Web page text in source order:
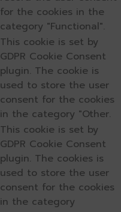
for the cookies in the
category "Functional".
This cookie is set by
GDPR Cookie Consent
plugin. The cookie is
used to store the user
consent for the cookies
in the category "Other.
This cookie is set by
GDPR Cookie Consent
plugin. The cookies is
used to store the user
consent for the cookies
in the category